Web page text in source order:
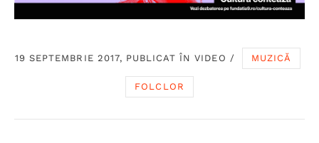
19 SEPTEMBRIE 2017, PUBLICAT ÎNVIDEO / MUZICĂ
FOLCLOR